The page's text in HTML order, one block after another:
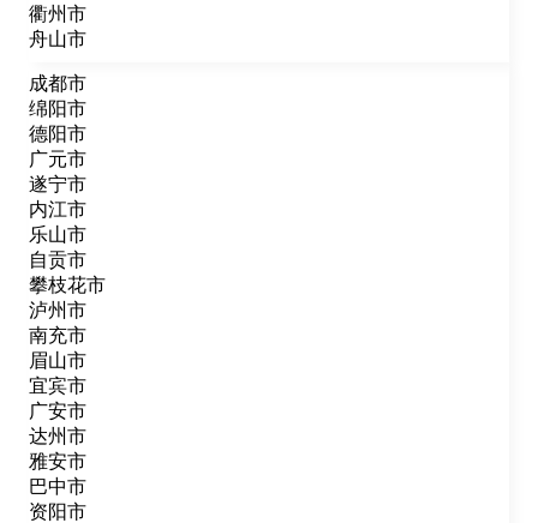
衢州市
舟山市
成都市
绵阳市
德阳市
广元市
遂宁市
内江市
乐山市
自贡市
攀枝花市
泸州市
南充市
眉山市
宜宾市
广安市
达州市
雅安市
巴中市
资阳市